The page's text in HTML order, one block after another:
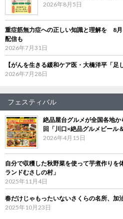
2026年8月5日
重症筋無力症への正しい知識と理解を 8
配信も
2026年7月31日
【がんを生きる緩和ケア医・大橋洋平「足
2026年7月28日
フェスティバル
絶品屋台グルメが全国各地
回「川口×絶品グルメビール
2026年4月15日
自分で収穫した秋野菜を使って芋煮作り
ランドむさしの村」
2025年11月4日
春だけじゃもったいないさくらの名所、加
2025年10月23日